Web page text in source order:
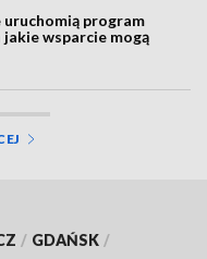
program
wsparcie mogą
/ GDAŃSK /